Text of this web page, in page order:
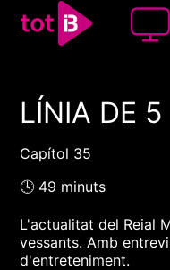
00:00 00:00
LÍNIA DE 5
Capítol 35
🕓 49 minuts
L'actualitat del Reial
vessants. Amb
d'entreteniment.